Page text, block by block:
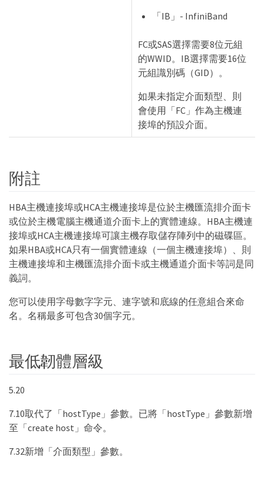
「IB」- InfiniBand
FC或SAS選擇需要8位元組
的WWID。IB選擇需要16位
元組識別碼（GID）。
如果未指定介面類型、則
會使用「FC」作為主機連
接埠的預設介面。
附註
HBA主機連接埠或HCA主機連接埠是位於主機匯流排介面卡
或位於主機電腦主機通道介面卡上的實體連線。HBA主機連
接埠或HCA主機連接埠可讓主機存取儲存陣列中的磁碟區。
如果HBA或HCA只有一個實體連線（一個主機連接埠）、則
主機連接埠和主機匯流排介面卡或主機通道介面卡等詞是同
義詞。
您可以使用字母數字字元、連字號和底線的任意組合來命
名。名稱最多可包含30個字元。
最低韌體層級
5.20
7.10取代了「hostType」參數。已將「hostType」參數新增
至「create host」命令。
7.32新增「介面類型」參數。